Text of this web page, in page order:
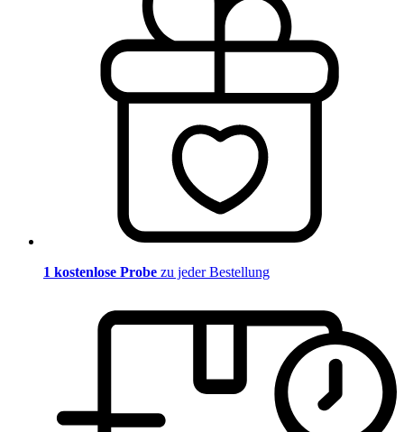
1 kostenlose Probe zu jeder Bestellung